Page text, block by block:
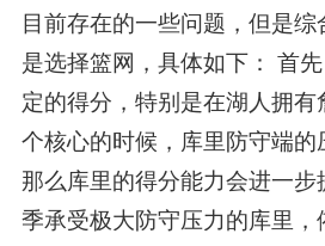
目前存在的一些问题，但是
是选择篮网，具体如下： 首
定的得分，特别是在湖人拥
个核心的时候，库里防守端的
那么库里的得分能力会进一步
季承受极大防守压力的库里，